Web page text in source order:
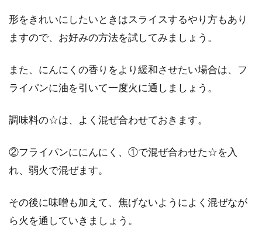
形をきれいにしたいときはスライスするやり方もあり
ますので、お好みの方法を試してみましょう。
また、にんにくの香りをより緩和させたい場合は、フ
ライパンに油を引いて一度火に通しましょう。
調味料の☆は、よく混ぜ合わせておきます。
②フライパンににんにく、①で混ぜ合わせた☆を入
れ、弱火で混ぜます。
その後に味噌も加えて、焦げないようによく混ぜなが
ら火を通していきましょう。